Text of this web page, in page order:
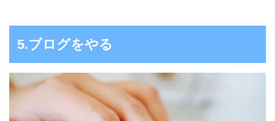
5.ブログをやる